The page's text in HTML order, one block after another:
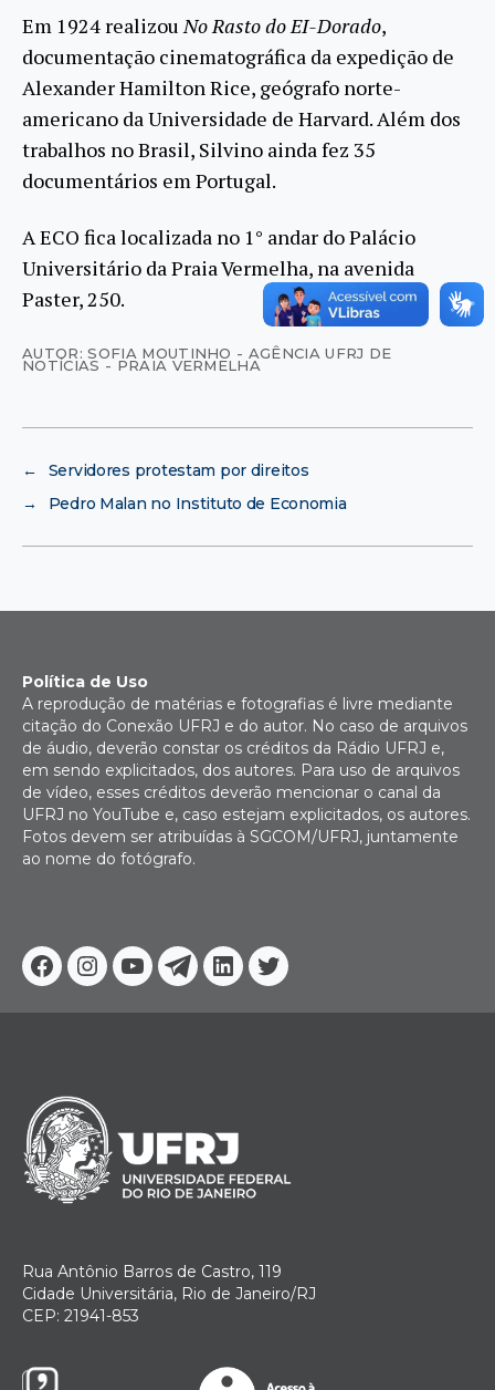
Em 1924 realizouNo Rasto do EI-Dorado,
documentação cinematográfica da expedição de
Alexander Hamilton Rice, geógrafo norte-
americano da Universidade de Harvard. Além dos
trabalhos no Brasil, Silvino ainda fez 35
documentários em Portugal.
A ECO fica localizada no 1° andar do Palácio
Universitário da Praia Vermelha, na avenida
Paster, 250.
AUTOR: SOFIA MOUTINHO - AGÊNCIA UFRJ DE
NOTÍCIAS - PRAIA VERMELHA
←
Servidores protestam por direitos
→
Pedro Malan no Instituto de Economia
Facebook
Instagram
YoutubeTelegram
Linkedin
Twitter
Política de Uso
A reprodução de matérias e fotografias é livre mediante
citação do Conexão UFRJ e do autor. No caso de arquivos
de áudio, deverão constar os créditos da Rádio UFRJ e,
em sendo explicitados, dos autores. Para uso de arquivos
de vídeo, esses créditos deverão mencionar o canal da
UFRJ no YouTube e, caso estejam explicitados, os autores.
Fotos devem ser atribuídas à SGCOM/UFRJ, juntamente
ao nome do fotógrafo.
Rua Antônio Barros de Castro, 119
Cidade Universitária, Rio de Janeiro/RJ
CEP: 21941-853